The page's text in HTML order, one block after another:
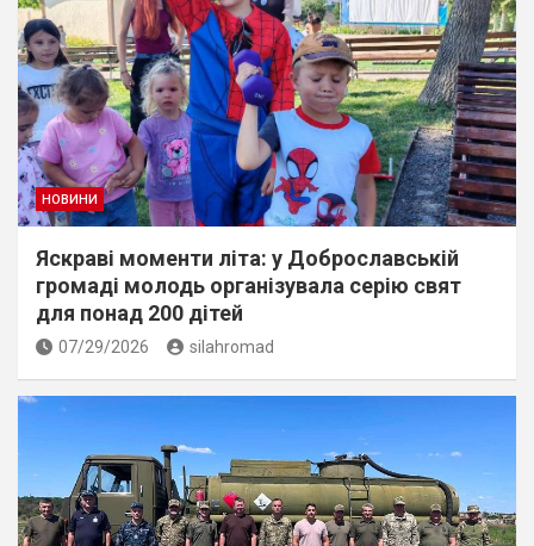
НОВИНИ
Яскраві моменти літа: у Доброславській
громаді молодь організувала серію свят
для понад 200 дітей
07/29/2026 silahromad